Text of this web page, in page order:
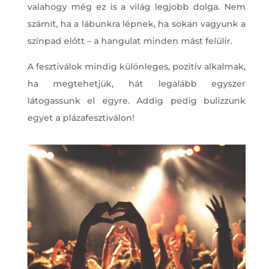
valahogy még ez is a világ legjobb dolga. Nem
számít, ha a lábunkra lépnek, ha sokan vagyunk a
színpad előtt – a hangulat minden mást felülír.
A fesztiválok mindig különleges, pozitív alkalmak,
ha megtehetjük, hát legalább egyszer
látogassunk el egyre. Addig pedig bulizzunk
egyet a plázafesztiválon!